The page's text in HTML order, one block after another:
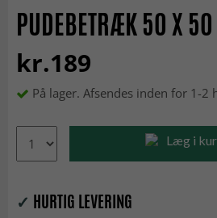
PUDEBETRÆK 50 X
kr.189
På lager. Afsendes inden for 1-2
Læg i
✓ HURTIG LEVERING